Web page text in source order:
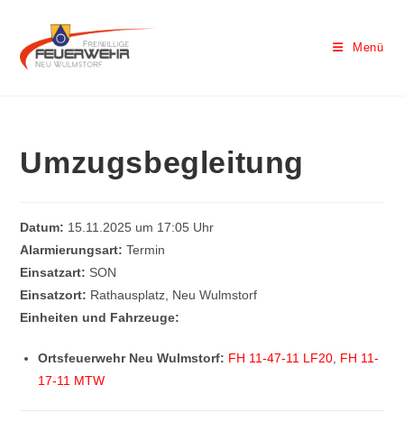
Menü
Umzugsbegleitung
Datum: 15.11.2025 um 17:05 Uhr
Alarmierungsart: Termin
Einsatzart: SON
Einsatzort: Rathausplatz, Neu Wulmstorf
Einheiten und Fahrzeuge:
Ortsfeuerwehr Neu Wulmstorf: FH 11-47-11 LF20 FH 11-
17-11 MTW